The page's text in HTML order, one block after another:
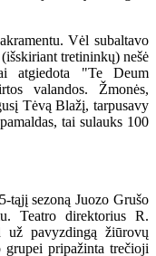
Vėl subaltavo
tretininkų) nešė
atgiedota "Te Deum
valandos. Žmonės,
Tėvą Blažį, tarpusavy
tai sulauks 100
sezoną Juozo Grušo
Teatro direktorius R.
už pavyzdingą žiūrovų
grupei pripažinta trečioji